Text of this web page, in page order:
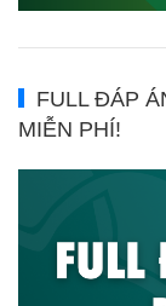
FULL ĐÁP
MIỄN PHÍ!